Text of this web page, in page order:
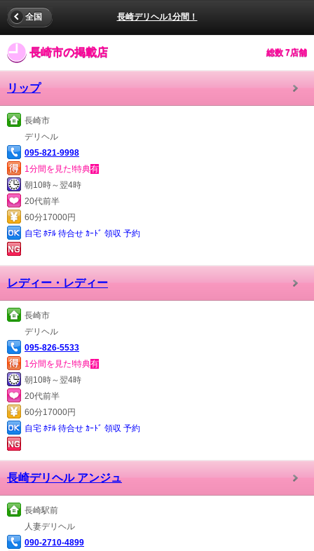
長崎デリヘル1分間！
全国
長崎市の掲載店 総数 7店舗
リップ
長崎市
デリヘル
095-821-9998
1分間を見た!特典有
朝10時～翌4時
20代前半
60分17000円
自宅 ﾎﾃﾙ 待合せ ｶｰﾄﾞ 領収 予約
レディー・レディー
長崎市
デリヘル
095-826-5533
1分間を見た!特典有
朝10時～翌4時
20代前半
60分17000円
自宅 ﾎﾃﾙ 待合せ ｶｰﾄﾞ 領収 予約
長崎デリヘル アンジュ
長崎駅前
人妻デリヘル
090-2710-4899